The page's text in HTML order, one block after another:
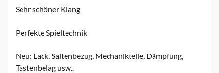
Sehr schöner Klang
Perfekte Spieltechnik
Neu: Lack, Saitenbezug, Mechanikteile, Dämpfung,
Tastenbelag usw..